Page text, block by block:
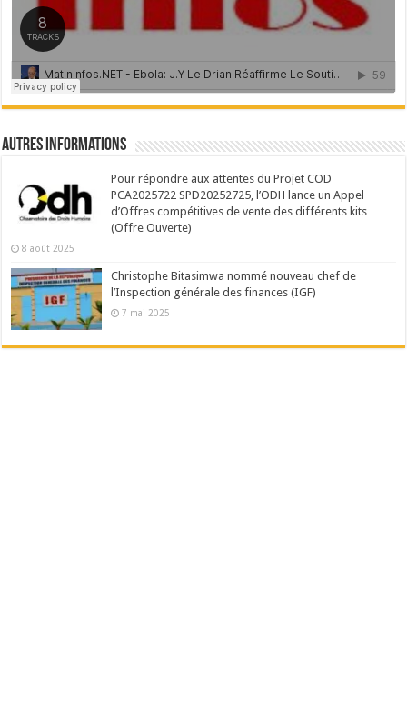
Autres Informations
Pour répondre aux attentes du Projet COD
PCA2025722 SPD20252725, l’ODH lance un Appel
d’Offres compétitives de vente des différents kits
(Offre Ouverte)
8 août 2025
Christophe Bitasimwa nommé nouveau chef de
l’Inspection générale des finances (IGF)
7 mai 2025